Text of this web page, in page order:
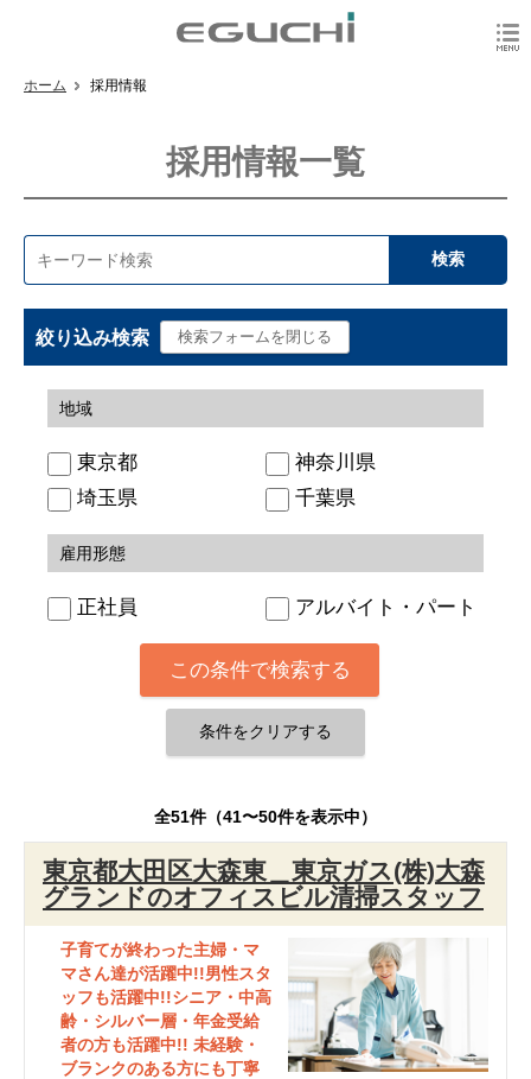
ホーム 採用情報
採用情報一覧
絞り込み検索
地域
東京都
神奈川県
埼玉県
千葉県
雇用形態
正社員 アルバイト・パート
全51件（41〜50件を表示中）
東京都大田区大森東＿東京ガス(株)大森
グランドのオフィスビル清掃スタッフ
子育てが終わった主婦・マ
マさん達が活躍中!!男性スタ
ッフも活躍中!!シニア・中高
齢・シルバー層・年金受給
者の方も活躍中!! 未経験・
ブランクのある方にも丁寧